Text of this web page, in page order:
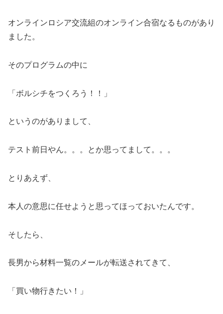
オンラインロシア交流組のオンライン合宿なるものがあり
ました。
そのプログラムの中に
「ボルシチをつくろう！！」
というのがありまして、
テスト前日やん。。。とか思ってまして。。。
とりあえず、
本人の意思に任せようと思ってほっておいたんです。
そしたら、
長男から材料一覧のメールが転送されてきて、
「買い物行きたい！」